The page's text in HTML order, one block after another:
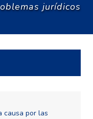
jurídicos
causa por las